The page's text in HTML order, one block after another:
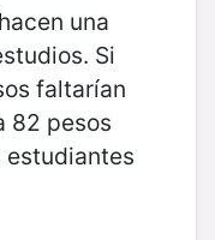
una
Si
faltarían
82 pesos
estudiantes